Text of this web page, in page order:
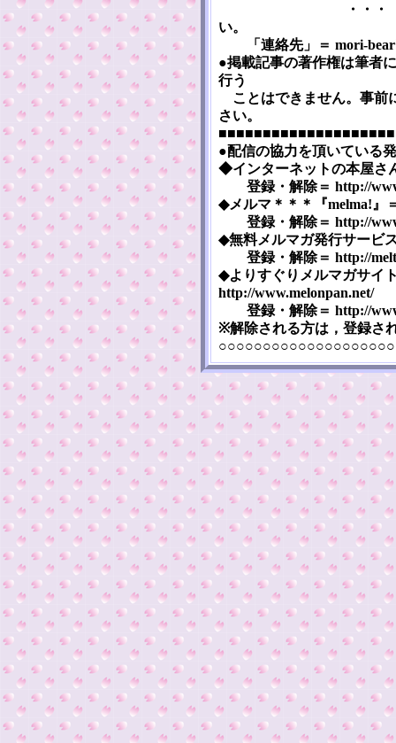
・・・「掲示板」
い。
「連絡先」＝ mori-
●掲載記事の著作権は筆者
行う
ことはできません。事前
さい。
●配信の協力を頂いている
◆インターネットの本屋さ
登録・解除＝ http://
◆メルマ＊＊＊『melma!』
登録・解除＝ http://
◆無料メルマガ発行サービ
登録・解除＝ http://
◆よりすぐりメルマガサイ
http://www.melonpan.net/
登録・解除＝ http://
※解除される方は，登録さ